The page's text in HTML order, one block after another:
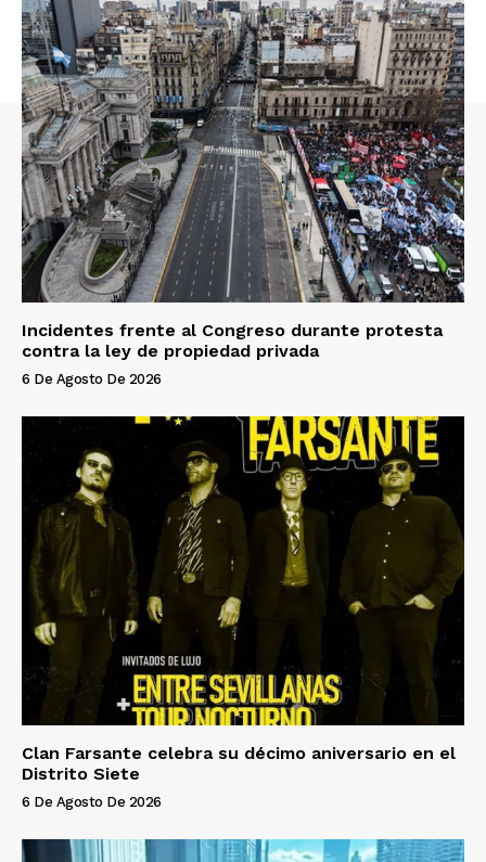
Incidentes frente al Congreso durante protesta
contra la ley de propiedad privada
6 De Agosto De 2026
Clan Farsante celebra su décimo aniversario en el
Distrito Siete
6 De Agosto De 2026